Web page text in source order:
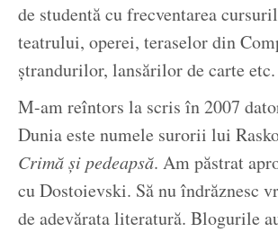
de studentă cu frecventarea
teatrului, operei, teraselor din
ștrandurilor, lansărilor de carte etc.
M-am reîntors la scris în 2007
Dunia este numele surorii lui
Crimă și pedeapsă. Am păstrat
cu Dostoievski. Să nu îndrăznesc
de adevărata literatură. Blogurile